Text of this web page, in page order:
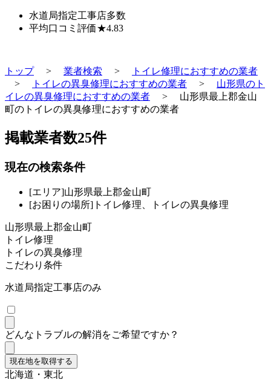
水道局指定工事店多数
平均口コミ評価★4.83
トップ> 業者検索 >
トイレ修理におすすめの業者
>
トイレの異臭修理におすすめの業者 > 山形県のト
イレの異臭修理におすすめの業者 > 山形県最上郡金山
町のトイレの異臭修理におすすめの業者
掲載業者数25件
現在の検索条件
[エリア]山形県最上郡金山町
[お困りの場所]トイレ修理、トイレの異臭修理
山形県最上郡金山町
トイレ修理
トイレの異臭修理
こだわり条件
水道局指定工事店のみ
どんなトラブルの解消をご希望ですか？
現在地を取得する
北海道・東北